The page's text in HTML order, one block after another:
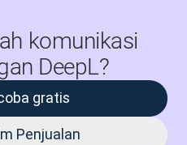
komunikasi
DeepL?
gratis
Penjualan